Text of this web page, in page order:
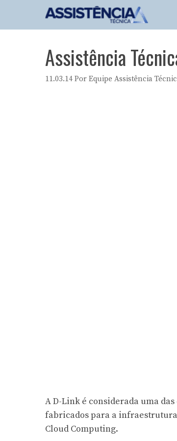
Assistência
11.03.14 Por Equipe Assistência
A D-Link é considerada uma
fabricados para a
Cloud Computing.